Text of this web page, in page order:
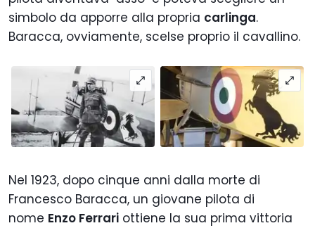
simbolo da apporre alla propria carlinga.
Baracca, ovviamente, scelse proprio il cavallino.
Nel 1923, dopo cinque anni dalla morte di
Francesco Baracca, un giovane pilota di
nome Enzo Ferrari ottiene la sua prima vittoria